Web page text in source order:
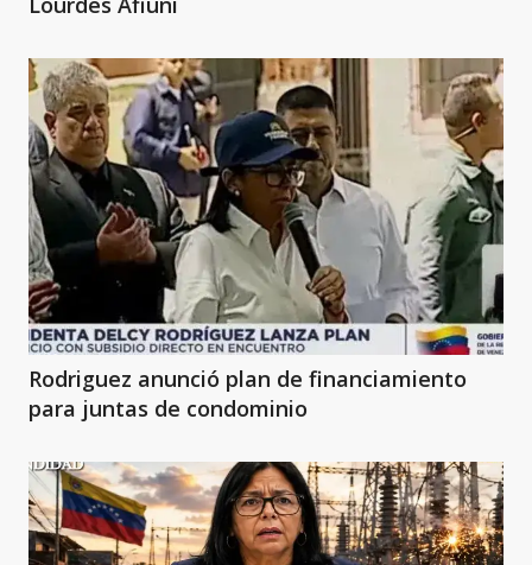
Rodriguez anunció plan de financiamiento
para juntas de condominio